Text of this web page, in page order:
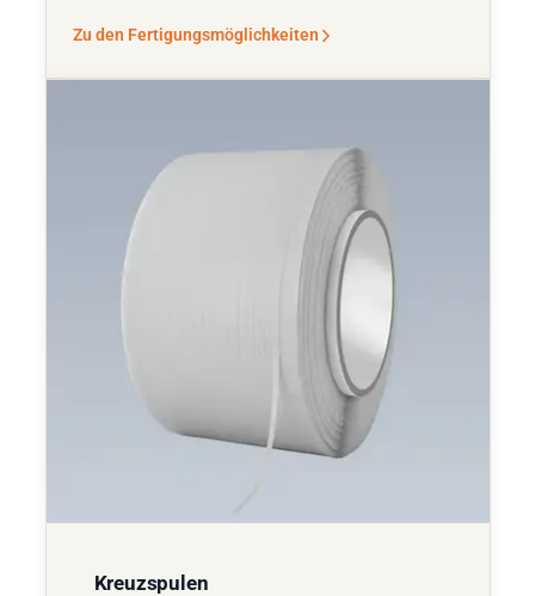
Zu den Fertigungsmöglichkeiten
Kreuzspulen